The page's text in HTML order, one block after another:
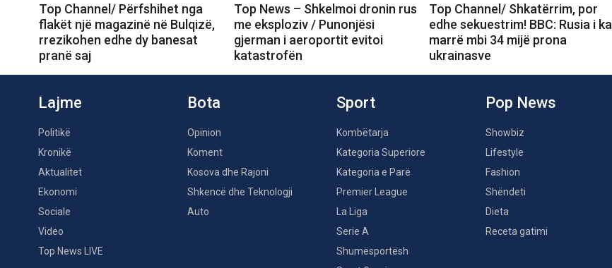
Top Channel/ Përfshihet nga
flakët një magazinë në Bulqizë,
rrezikohen edhe dy banesat
pranë saj
Top News – Shkelmoi dronin rus
me eksploziv / Punonjësi
gjerman i aeroportit evitoi
katastrofën
Top Channel/ Shkatërrim, por
edhe sekuestrim! BBC: Rusia i ka
marrë mbi 34 mijë prona
ukrainasve
Lajme
Politikë
Kronikë
Aktualitet
Ekonomi
Sociale
Video
Top News LIVE
Bota
Opinion
Koment
Kosova dhe Rajoni
Shkencë dhe Teknologji
Auto
Sport
Kombëtarja
Kategoria Superiore
Kategoria e Parë
Premier League
La Liga
Serie A
Shumësportësh
Pop News
Showbiz
Lifestyle
Fashion
Shëndeti
Dieta
Receta gatimi